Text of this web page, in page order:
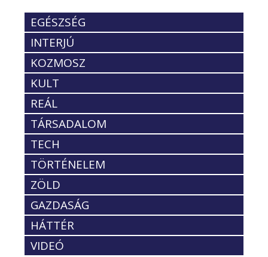
EGÉSZSÉG
INTERJÚ
KOZMOSZ
KULT
REÁL
TÁRSADALOM
TECH
TÖRTÉNELEM
ZÖLD
GAZDASÁG
HÁTTÉR
VIDEÓ